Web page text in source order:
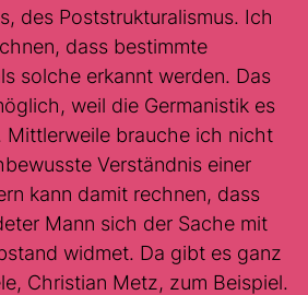
des Poststrukturalismus. Ich
dass bestimmte
solche erkannt werden. Das
weil die Germanistik es
Mittlerweile brauche ich nicht
Verständnis einer
kann damit rechnen, dass
Mann sich der Sache mit
widmet. Da gibt es ganz
Christian Metz, zum Beispiel.